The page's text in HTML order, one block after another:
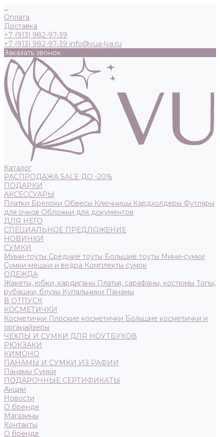
...
Оплата
Доставка
+7 (913) 982-97-39
+7 (913) 982-97-39 info@vua-lya.ru
Заказать звонок
Каталог
РАСПРОДАЖА SALE ДО -20%
ПОДАРКИ
АКСЕССУАРЫ
Платки Брелоки Обвесы Ключницы Кардхолдеры Футляры
для очков Обложки для документов
ДЛЯ НЕГО
СПЕЦИАЛЬНОЕ ПРЕДЛОЖЕНИЕ
НОВИНКИ
СУМКИ
Мини-тоуты Средние тоуты Большие тоуты Мини-сумки
Сумки-мешки и ведра Комплекты сумок
ОДЕЖДА
Жакеты, юбки, кардиганы Платья, сарафаны, костюмы Топы,
рубашки, блузы Купальники Панамы
В ОТПУСК
КОСМЕТИЧКИ
Косметички Плоские косметички Большие косметички и
органайзеры
ЧЕХЛЫ И СУМКИ ДЛЯ НОУТБУКОВ
РЮКЗАКИ
КИМОНО
ПАНАМЫ И СУМКИ ИЗ РАФИИ
Панамы Сумки
ПОДАРОЧНЫЕ СЕРТИФИКАТЫ
Акции
Новости
О бренде
Магазины
Контакты
О бренде